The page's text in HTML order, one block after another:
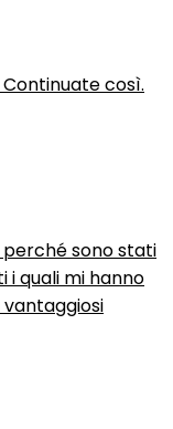
così.
sono stati
i quali mi hanno